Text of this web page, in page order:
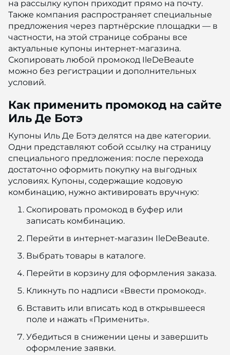
на рассылку купон приходит прямо на почту.
Также компания распространяет специальные
предложения через партнёрские площадки — в
частности, на этой странице собраны все
актуальные купоны интернет-магазина.
Скопировать любой промокод IleDeBeaute
можно без регистрации и дополнительных
условий.
Как применить промокод на сайте
Иль Де Ботэ
Купоны Иль Де Ботэ делятся на две категории.
Одни представляют собой ссылку на страницу
специального предложения: после перехода
достаточно оформить покупку на выгодных
условиях. Купоны, содержащие кодовую
комбинацию, нужно активировать вручную:
Скопировать промокод в буфер или
записать комбинацию.
Перейти в интернет-магазин IleDeBeaute.
Выбрать товары в каталоге.
Перейти в корзину для оформления заказа.
Кликнуть по надписи «Ввести промокод».
Вставить или вписать код в открывшееся
поле и нажать «Применить».
Убедиться в снижении цены и завершить
оформление заявки.